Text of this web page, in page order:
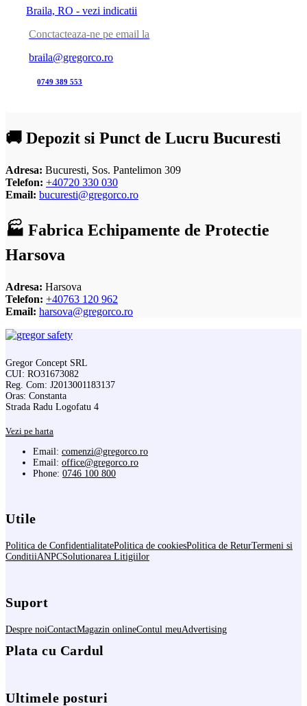
Braila, RO - vezi indicatii
Conctacteaza-ne pe email la
braila@gregorco.ro
0749 389 553
🚚 Depozit si Punct de Lucru Bucuresti
Adresa: Bucuresti, Sos. Pantelimon 309
Telefon: +40720 330 030
Email: bucuresti@gregorco.ro
🏭 Fabrica Echipamente de Protectie
Harsova
Adresa: Harsova
Telefon: +40763 120 962
Email: harsova@gregorco.ro
Gregor Concept SRL
CUI: RO31673082
Reg. Com: J2013001183137
Oras: Constanta
Strada Radu Logofatu 4
Vezi pe harta
Email: comenzi@gregorco.ro
Email: office@gregorco.ro
Phone: 0746 100 800
Utile
Politica de ConfidentialitatePolitica de cookiesPolitica de ReturTermeni si
ConditiiANPCSolutionarea Litigiilor
Suport
Despre noiContactMagazin onlineContul meuAdvertising
Plata cu Cardul
Ultimele posturi